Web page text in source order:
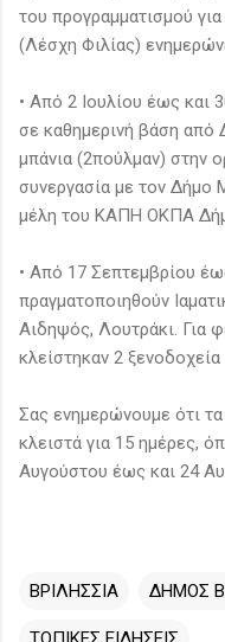
του προγραμματισμού
(Λέσχη Φιλίας)
• Από 2 Ιουλίου έως και
σε καθημερινή βάση
μπάνια (2πούλμαν) στην
συνεργασία με τον Δήμο
μέλη του ΚΑΠΗ ΟΚΠΑ
• Από 17 Σεπτεμβρίου
πραγματοποιηθούν
Αιδηψός, Λουτράκι. Για
κλείστηκαν 2
Σας ενημερώνουμε ότι
κλειστά για 15 ημέρες,
Αυγούστου έως και 24
ΒΡΙΛΗΣΣΙΑ ΔΗΜΟΣ